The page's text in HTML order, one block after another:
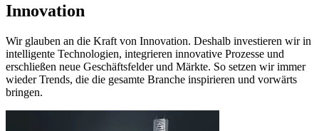
Innovation
Wir glauben an die Kraft von Innovation. Deshalb investieren wir in
intelligente Technologien, integrieren innovative Prozesse und
erschließen neue Geschäftsfelder und Märkte. So setzen wir immer
wieder Trends, die die gesamte Branche inspirieren und vorwärts
bringen.